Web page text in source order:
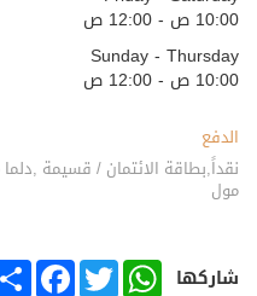
10:00 ص - 12:00 ص
Sunday - Thursday
10:00 ص - 12:00 ص
الدفع
نقداً,بطاقة الائتمان / قسيمة
مول
شاركها TWITTER
WHATSAPP